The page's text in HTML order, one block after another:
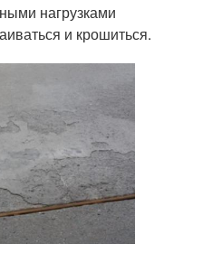
нагрузками
и крошиться.